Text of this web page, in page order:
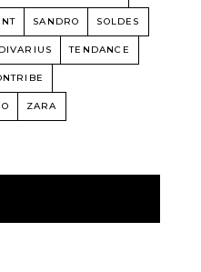
SANDRO SOLDES
TENDANCE
ZARA